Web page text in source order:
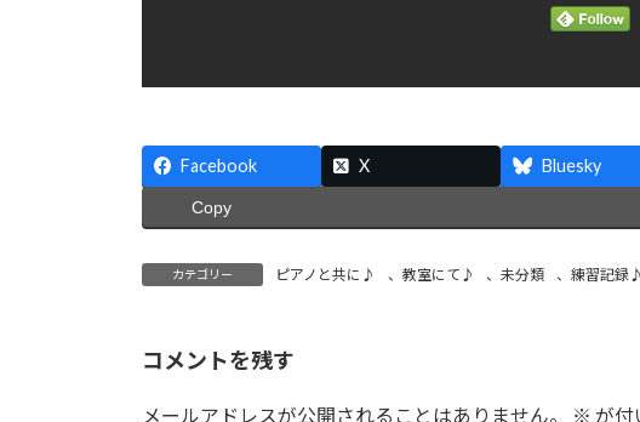
Facebook X Bluesky
Copy
カテゴリー ピアノと共に♪ 、 教室にて♪ 、未分類 、 練習記録♪
コメントを残す
メールアドレスが公開されることはありません。 ※ が付